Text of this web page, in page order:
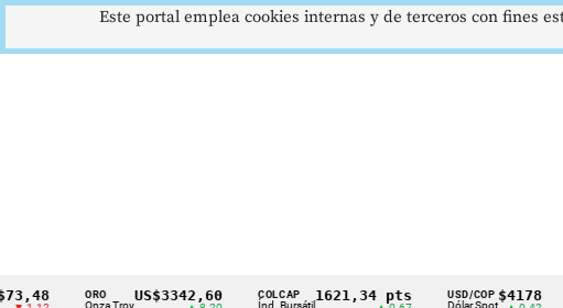
ORO
Onza Troy
US$3342,60 COLCAP
Índ. Bursátil
1621,34 pts USD/COP
Dólar Spot
$4178 EUR/
Euro
Este portal emplea cookies internas y de terceros con fines